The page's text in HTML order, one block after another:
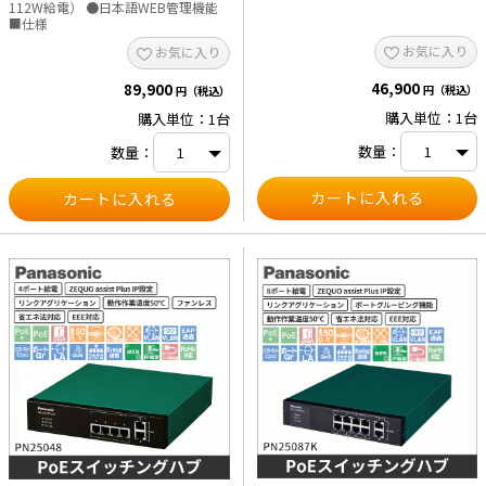
e431オリジナル
112W給電） ●日本語WEB管理機能
■仕様
お気に入り
89,900 円（税込）
購入単位：1台
数量：
お気に入り
46,900 円（税込）
購入単位：1台
数量：